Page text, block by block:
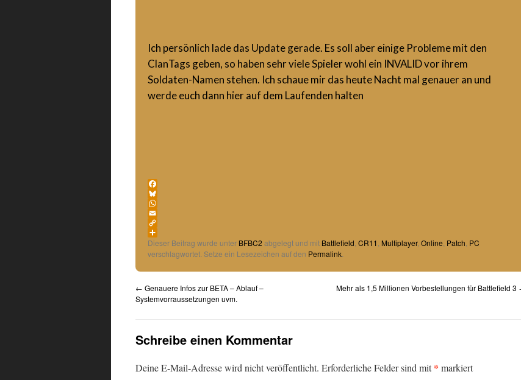
Ich persönlich lade das Update gerade. Es soll aber einige Probleme mit den
ClanTags geben, so haben sehr viele Spieler wohl ein INVALID vor ihrem
Soldaten-Namen stehen. Ich schaue mir das heute Nacht mal genauer an und
werde euch dann hier auf dem Laufenden halten
Facebook
Bluesky
WhatsApp
Email
Copy
Link
Teilen
Dieser Beitrag wurde unter BFBC2 abgelegt und mit Battlefield CR11 Multiplayer, Online Patch PC
verschlagwortet. Setze ein Lesezeichen auf den Permalink
← Genauere Infos zur BETA – Ablauf –
Systemvorraussetzungen uvm.
Mehr als 1,5 Millionen Vorbestellungen für Battlefield 3
Schreibe einen Kommentar
Deine E-Mail-Adresse wird nicht veröffentlicht. Erforderliche Felder sind mit* markiert